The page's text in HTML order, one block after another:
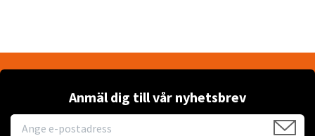
Anmäl dig till vår nyhetsbrev